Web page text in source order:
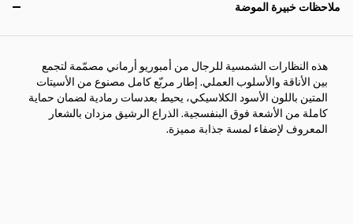
ملاحظات خبيرة الموضة
هذه النظارات الشمسية للرجال من أمبوريو أرماني مصمّمة لتجمع
بين الأناقة والأسلوب العملي. إطار مربّع كامل مصنوع من الأسيتات
المتين باللون الأسود الكلاسيكي، يحيط بعدسات رمادية لضمان حماية
كاملة من الأشعة فوق البنفسجية. الذراع الرشيق مزدان بالشعار
المعروف لإضفاء لمسة جذابة مميزة.